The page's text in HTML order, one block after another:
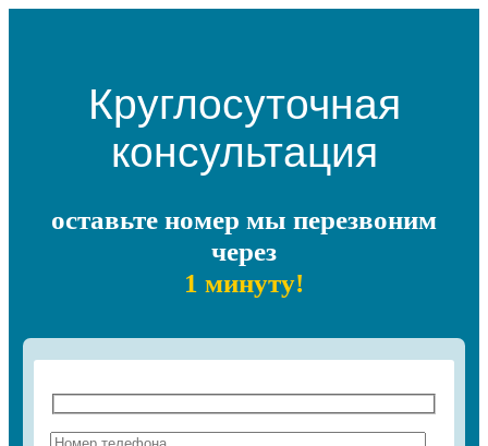
Круглосуточная
консультация
оставьте номер мы перезвоним
через
1 минуту!